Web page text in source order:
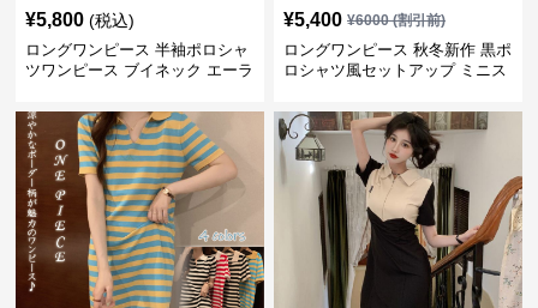
¥5,800 (税込)
ロングワンピース 半袖ポロシャ
ツワンピース ブイネック エーラ
¥5,400 ¥6000(割引前)
ロングワンピース 秋冬新作 黒ポ
ロシャツ風セットアップ ミニス